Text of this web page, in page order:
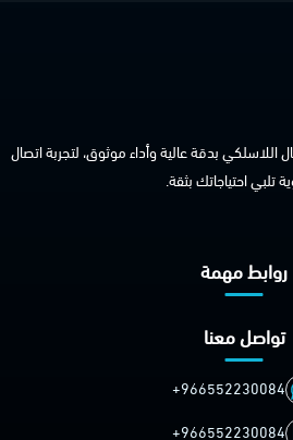
اللاسلكي بدقة عالية وأداء موثوق، لتجربة اتصال
تلبي احتياجاتك بثقة.
روابط مهمة
تواصل معنا
+966552230084
+966552230084